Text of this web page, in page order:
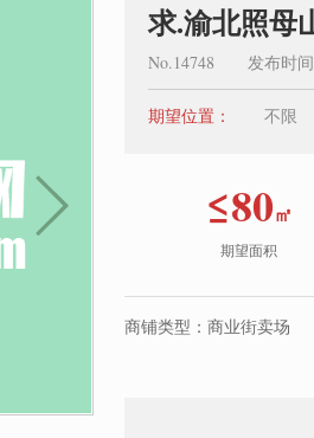
求.渝北照母
No.14748 发布时间
期望位置： 不限
≤80㎡
期望面积
商铺类型：商业街卖场